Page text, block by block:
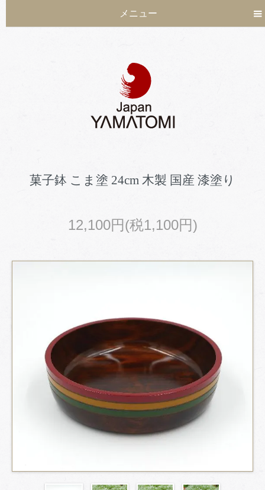
メニュー
菓子鉢 こま塗 24cm 木製 国産 漆塗り
12,100円(税1,100円)